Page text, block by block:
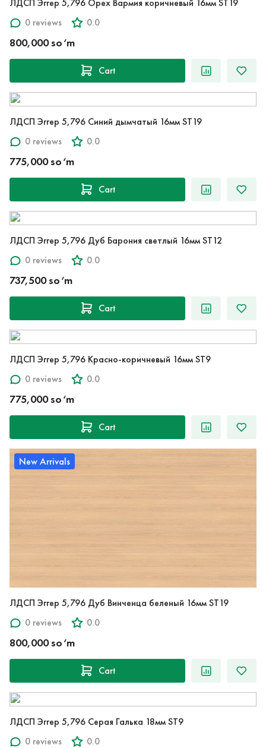
ЛДСП Эггер 5,796 Орех Вармия коричневый 16мм ST19
0 reviews
0.0
800,000 so‘m
Cart
ЛДСП Эггер 5,796 Синий дымчатый 16мм ST19
0 reviews
0.0
775,000 so‘m
Cart
ЛДСП Эггер 5,796 Дуб Барония светлый 16мм ST12
0 reviews
0.0
737,500 so‘m
Cart
ЛДСП Эггер 5,796 Красно-коричневый 16мм ST9
0 reviews
0.0
775,000 so‘m
Cart
New Arrivals
ЛДСП Эггер 5,796 Дуб Винченца беленый 16мм ST19
0 reviews
0.0
800,000 so‘m
Cart
ЛДСП Эггер 5,796 Серая Галька 18мм ST9
0 reviews
0.0